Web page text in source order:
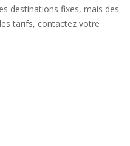
destinations fixes, mais des
tarifs, contactez votre